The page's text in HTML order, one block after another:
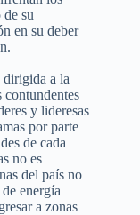
su
en su deber
dirigida a la
contundentes
y lideresas
por parte
de cada
no es
del país no
energía
a zonas